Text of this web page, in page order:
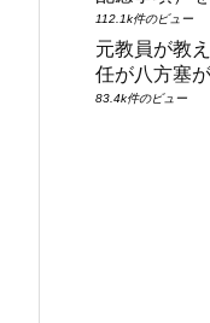
112.1k件のビュー
元教員が教
任が八方塞
83.4k件のビュー